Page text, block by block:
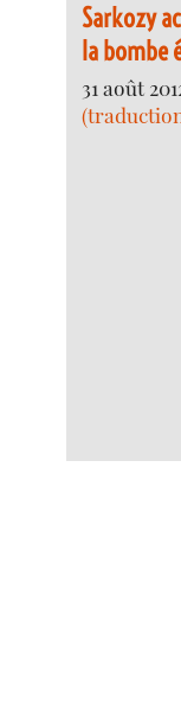
Sarkozy
la bombe
31 août